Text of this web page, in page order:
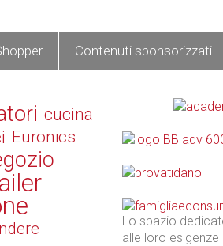
Contenuti sponsorizzati
cucina
Euronics
Lo spazio
alle loro esigenze